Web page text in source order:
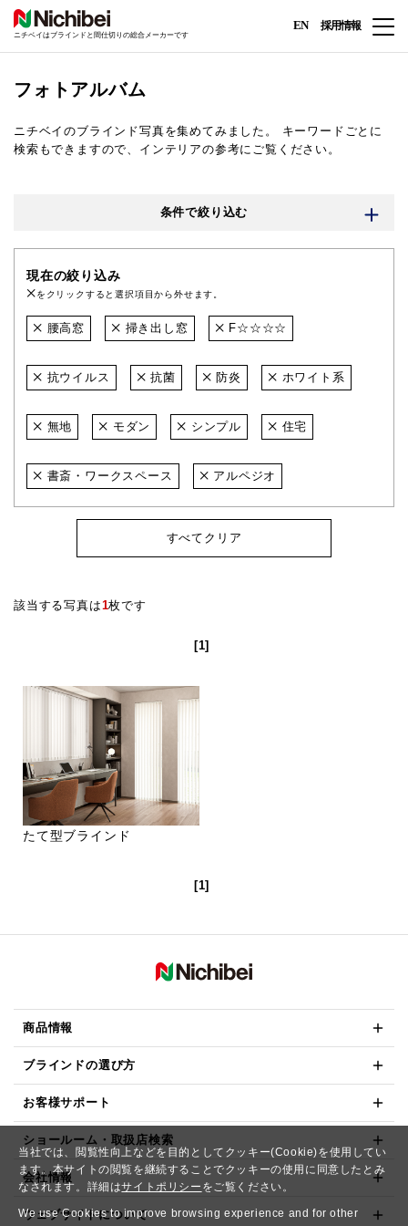
当社では、閲覧性向上などを目的としてクッキー(Cookie)を使用してい
ます。本サイトの閲覧を継続することでクッキーの使用に同意したとみ
なされます。詳細はサイトポリシー をご覧ください。
We use Cookies to improve browsing experience and for other
ニチベイはブラインドと間仕切りの総合メーカーです
EN 採用情報
フォトアルバム
ニチベイのブラインド写真を集めてみました。
キーワードごとに
検索もできますので、インテリアの参考にご覧ください。
条件で絞り込む
現在の絞り込み
をクリックすると選択項目から外せます。
腰高窓 掃き出し窓 F☆☆☆☆
抗ウイルス 抗菌 防炎 ホワイト系
無地 モダン シンプル 住宅
書斎・ワークスペース アルペジオ
すべてクリア
該当する写真は1枚です
[1]
たて型ブラインド
[1]
商品情報
ブラインドの選び方
お客様サポート
ショールーム・取扱店検索
会社情報
ウェブサイトについて